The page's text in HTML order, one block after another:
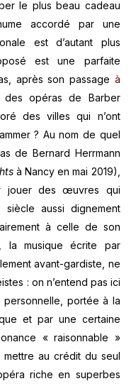
le plus beau cadeau
accordé par une
est d’autant plus
est une parfaite
après son passage à
opéras de Barber
des villes qui n’ont
? Au nom de quel
de Bernard Herrmann
à Nancy en mai 2019),
jouer des œuvres qui
siècle aussi dignement
à celle de son
la musique écrite par
avant-gardiste, ne
: on n’entend pas ici
personnelle, portée à la
et par une certaine
« raisonnable »
mettre au crédit du seul
riche en superbes